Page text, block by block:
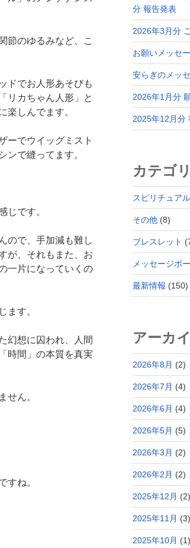
節のゆるみなど、こ
ドでお人形あそびも
リカちゃん人形」と
楽しんでます。
ーでウイッグミスト
ンで縫ってます。
じです。
ので、手加減も難し
が、それもまた、お
一片になっていくの
ます。
幻想に囚われ、人間
時間」の本質を真実
せん。
すね。
分 報告発表
2026年3月分
お願いメッセ
安らぎのメッ
2026年1月分
2025年12月分
カテゴ
スピリチュアル
その他(8)
ブレスレット
メッセージボ
最新情報 (150)
アーカ
2026年8月 (2)
2026年7月 (4)
2026年6月 (4)
2026年5月 (5)
2026年3月 (2)
2026年2月 (2)
2025年12月 (2)
2025年11月 (3)
2025年10月 (1)